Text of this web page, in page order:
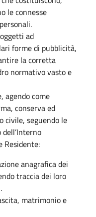
le connesse
ad
forme di pubblicità,
la corretta
normativo vasto e
agendo come
conserva ed
civile, seguendo le
Residente:
anagrafica dei
traccia dei loro
matrimonio e